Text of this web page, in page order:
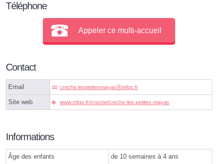
Téléphone
Appeler ce multi-accueil
Contact
Email creche.lespetitesmayasⓐmfgs.fr
Site web www.mfgs.fr/creche/creche-les-petites-mayas
Informations
Âge des enfants de 10 semaines à 4 ans